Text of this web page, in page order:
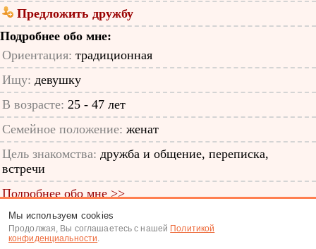
Предложить дружбу
Подробнее обо мне:
Ориентация: традиционная
Ищу: девушку
В возрасте: 25 - 47 лет
Семейное положение: женат
Цель знакомства: дружба и общение, переписка,
встречи
Подробнее обо мне >>
ID анкеты: 12278790
Знакомства|Поиск анкет
Мы используем cookies
Продолжая, Вы соглашаетесь с нашей Политикой
конфиденциальности.